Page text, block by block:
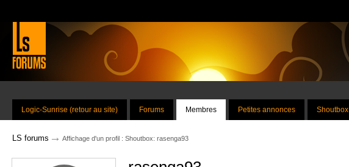
Logic-Sunrise (retour au site) Forums Membres Petites annonces Shoutbox
LS forums → Affichage d'un profil : Shoutbox: rasenga93